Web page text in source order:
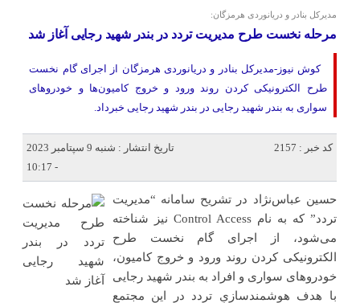
مدیرکل بنادر و دریانوردی هرمزگان:
مرحله نخست طرح مدیریت تردد در بندر شهید رجایی آغاز شد
کوش نیوز-مدیرکل بنادر و دریانوردی هرمزگان از اجرای گام نخست
طرح الکترونیکی کردن روند ورود و خروج کامیون‌ها‌ و خودروهای
سواری به بندر شهید رجایی در بندر شهید رجایی خبرداد.
کد خبر : 2157
تاریخ انتشار : شنبه 9 سپتامبر 2023
- 10:17
حسین عباس‌نژاد در تشریح سامانه “مدیریت
تردد” که به نام Control Access نیز شناخته
می‌شود، از اجرای گام نخست طرح
الکترونیکی کردن روند ورود و خروج کامیون،
خودروهای سواری و افراد به بندر شهید رجایی
با هدف هوشمندسازیِ تردد در این مجتمع